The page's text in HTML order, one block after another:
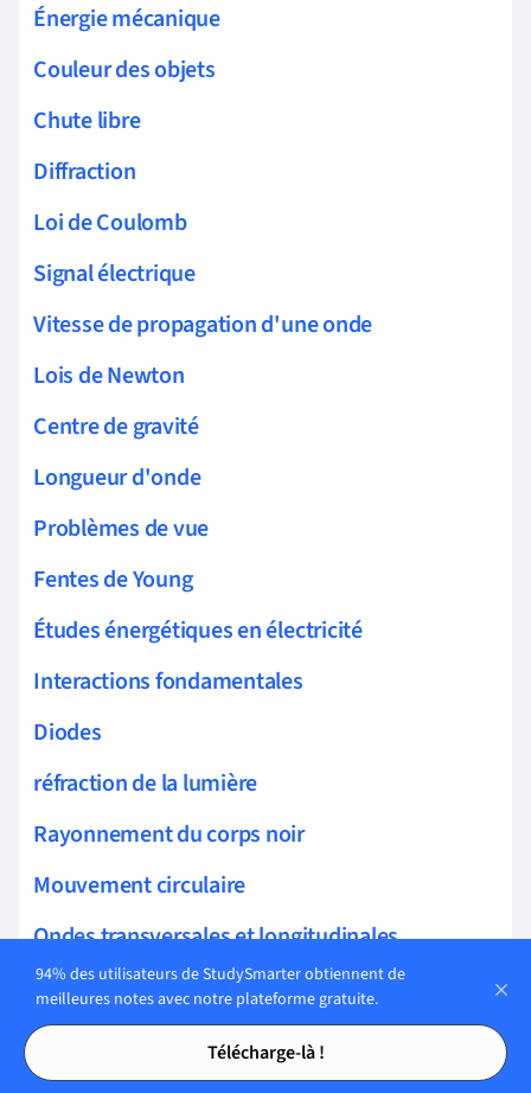
Tables des matières
Tables des matières
Énergie mécanique
Couleur des objets
Chute libre
Diffraction
Loi de Coulomb
Signal électrique
Vitesse de propagation d'une onde
Lois de Newton
Centre de gravité
Longueur d'onde
Problèmes de vue
Fentes de Young
Études énergétiques en électricité
Interactions fondamentales
Diodes
réfraction de la lumière
Rayonnement du corps noir
Mouvement circulaire
Ondes transversales et longitudinales
Transfert thermique
Miroirs
94% des utilisateurs de StudySmarter obtiennent de
meilleures notes avec notre plateforme gratuite.
Télécharge-là !